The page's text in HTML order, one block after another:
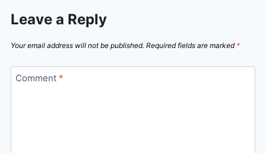
Leave a Reply
Your email address will not be published. Required fields are marked *
Comment *